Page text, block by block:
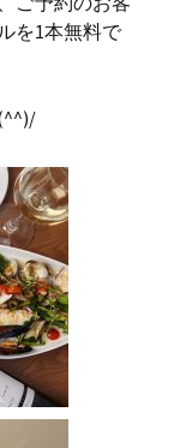
を1本無料で